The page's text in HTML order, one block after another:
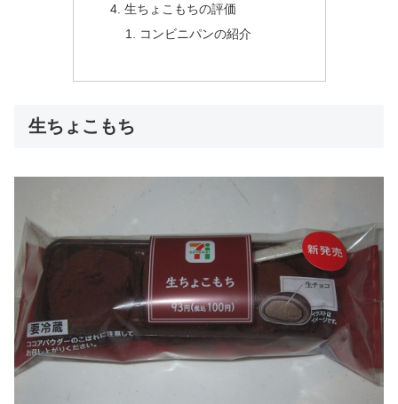
生ちょこもちの評価
コンビニパンの紹介
生ちょこもち